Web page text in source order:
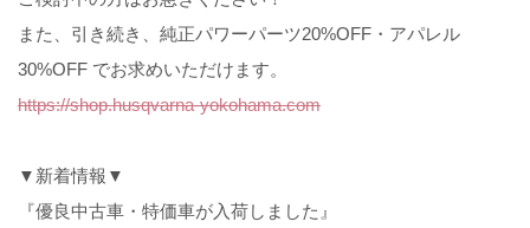
また、引き続き、純正パワーパーツ20%OFF・アパレル
30%OFF でお求めいただけます。
https://shop.husqvarna-yokohama.com
▼新着情報▼
『優良中古車・特価車が入荷しました』